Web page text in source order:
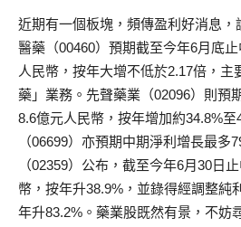
近期有一個板塊，頻傳盈利好消息
醫藥（00460）預期截至今年6月底
人民幣，按年大增不低於2.17倍，主
藥」業務。先聲藥業（02096）則預
8.6億元人民幣，按年增加約34.8%
（06699）亦預期中期淨利增長最多
（02359）公布，截至今年6月30日
幣，按年升38.9%，並錄得經調整純
年升83.2%。藥業股既然有景，不妨